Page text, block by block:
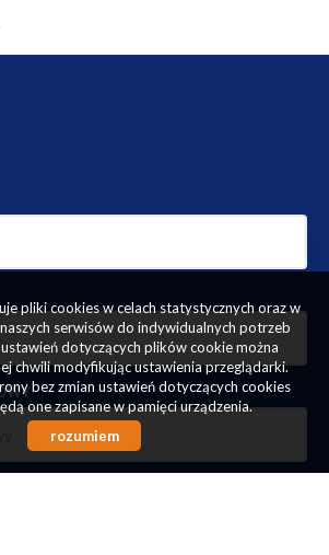
pliki cookies w celach statystycznych oraz w
serwisów do indywidualnych potrzeb
dotyczących plików cookie można
chwili modyfikując ustawienia przeglądarki.
bez zmian ustawień dotyczących cookies
one zapisane w pamięci urządzenia.
rozumiem